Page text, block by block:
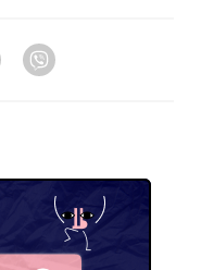
Telegram